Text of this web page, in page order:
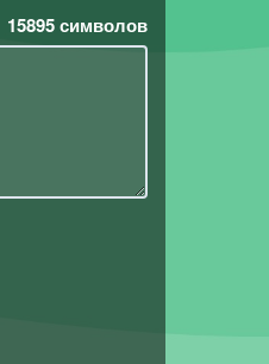
15895символов